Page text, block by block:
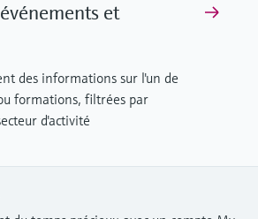
et
des informations sur l'un de
formations, filtrées par
d'activité